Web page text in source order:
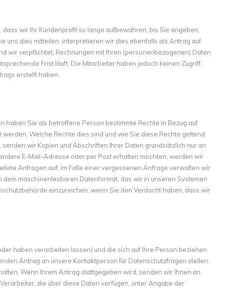
wir Ihr Kundenprofil so lange aufbewahren, bis Sie angeben,
uns dies mitteilen, interpretieren wir dies ebenfalls als Antrag auf
wir verpflichtet, Rechnungen mit Ihren (personenbezogenen) Daten
Frist läuft. Die Mitarbeiter haben jedoch keinen Zugriff
erstellt haben.
Sie als betroffene Person bestimmte Rechte in Bezug auf
Welche Rechte dies sind und wie Sie diese Rechte geltend
wir Kopien und Abschriften Ihrer Daten grundsätzlich nur an
E-Mail-Adresse oder per Post erhalten möchten, werden wir
Anfragen auf; im Falle einer vergessenen Anfrage verwalten wir
maschinenlesbaren Datenformat, das wir in unseren Systemen
einzureichen, wenn Sie den Verdacht haben, dass wir
haben verarbeiten lassen) und die sich auf Ihre Person beziehen
Antrag an unsere Kontaktperson für Datenschutzfragen stellen.
Wenn Ihrem Antrag stattgegeben wird, senden wir Ihnen an
die über diese Daten verfügen, unter Angabe der